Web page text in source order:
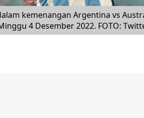
kemenangan Argentina vs
4 Desember 2022. FOTO: